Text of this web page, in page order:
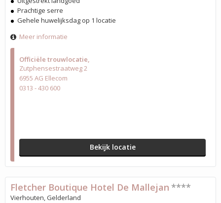
Officiële trouwlocatie
Zutphensestraatweg 2
6955 AG Ellecom
0313 - 430 600
Bekijk locatie
Prachtige serre
Gehele huwelijksdag op 1 locatie
Meer informatie
Fletcher Boutique Hotel De Mallejan ****
Vierhouten, Gelderland